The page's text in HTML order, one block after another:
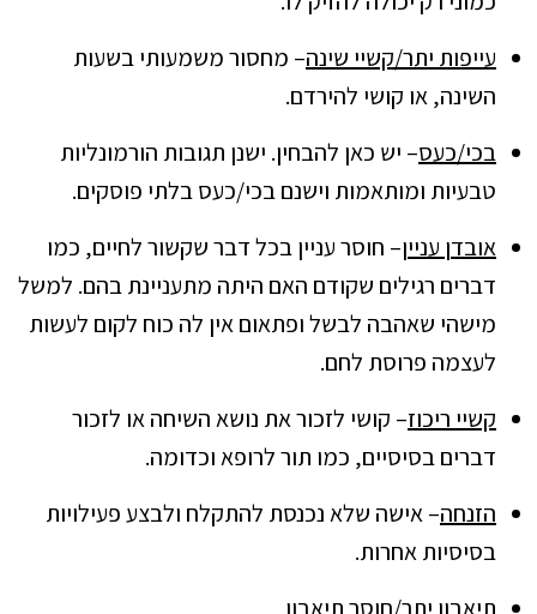
עייפות יתר/קשיי שינה– מחסור משמעותי בשעות
השינה, או קושי להירדם.
בכי/כעס– יש כאן להבחין. ישנן תגובות הורמונליות
טבעיות ומותאמות וישנם בכי/כעס בלתי פוסקים.
אובדן עניין– חוסר עניין בכל דבר שקשור לחיים, כמו
דברים רגילים שקודם האם היתה מתעניינת בהם. למשל
מישהי שאהבה לבשל ופתאום אין לה כוח לקום לעשות
לעצמה פרוסת לחם.
קשיי ריכוז– קושי לזכור את נושא השיחה או לזכור
דברים בסיסיים, כמו תור לרופא וכדומה.
הזנחה– אישה שלא נכנסת להתקלח ולבצע פעילויות
בסיסיות אחרות.